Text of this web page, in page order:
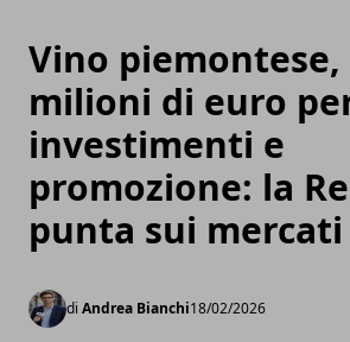
Vino piemontese,
milioni di euro
investimenti e
promozione: la
punta sui
di Andrea Bianchi18/02/2026